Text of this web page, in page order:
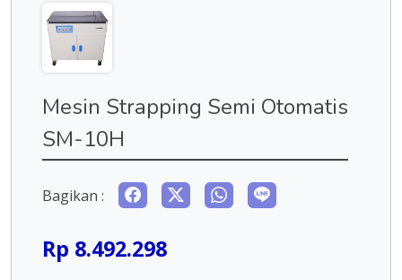
Mesin Strapping Semi Otomatis
SM-10H
Bagikan :
Rp 8.492.298